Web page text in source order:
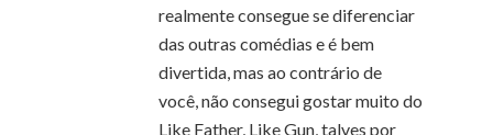
realmente consegue se diferenciar
das outras comédias e é bem
divertida, mas ao contrário de
você, não consegui gostar muito do
Like Father, Like Gun, talves por